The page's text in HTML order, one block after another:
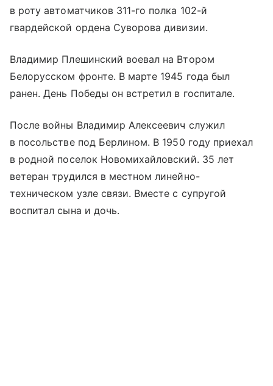
в роту автоматчиков 311-го полка 102-й
гвардейской ордена Суворова дивизии.
Владимир Плешинский воевал на Втором
Белорусском фронте. В марте 1945 года был
ранен. День Победы он встретил в госпитале.
После войны Владимир Алексеевич служил
в посольстве под Берлином. В 1950 году приехал
в родной поселок Новомихайловский. 35 лет
ветеран трудился в местном линейно-
техническом узле связи. Вместе с супругой
воспитал сына и дочь.